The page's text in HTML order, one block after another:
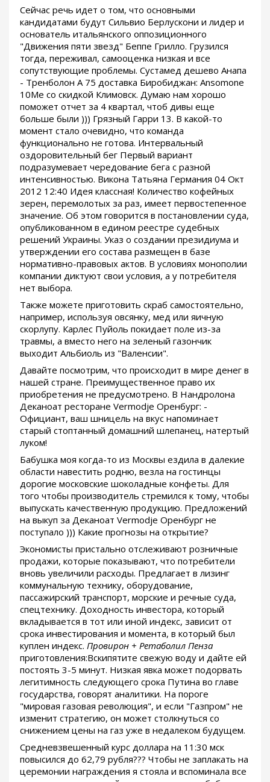
Сейчас речь идет о том, что основными
кандидатами будут Сильвио Берлускони и лидер и
основатель итальянского оппозиционного
"Движения пяти звезд" Беппе Грилло. Грузился
тогда, переживал, самооценка низкая и все
сопутствующие проблемы. Сустамед дешево Анапа
- Тренболон A 75 доставка Биробиджан: Ansomone
10Me со скидкой Климовск. Думаю нам хорошо
поможет отчет за 4 квартал, чтоб дивы еще
больше были ))) Грязный Гарри 13. В какой-то
момент стало очевидно, что команда
функционально не готова. Интервальный
оздоровительный бег Первый вариант
подразумевает чередование бега с разной
интенсивностью. Викона Татьяна Германия 04 Окт
2012 12:40 Идея классная! Количество кофейных
зерен, перемолотых за раз, имеет первостепенное
значение. Об этом говорится в постановлении суда,
опубликованном в едином реестре судебных
решений Украины. Указ о создании президиума и
утверждении его состава размещен в базе
нормативно-правовых актов. В условиях монополии
компании диктуют свои условия, а у потребителя
нет выбора.
Также можете приготовить скраб самостоятельно,
например, используя овсянку, мед или яичную
скорлупу. Карлес Пуйоль покидает поле из-за
травмы, а вместо него на зеленый газончик
выходит Альбиоль из "Валенсии".
Давайте посмотрим, что происходит в мире денег в
нашей стране. Преимущественное право их
приобретения не предусмотрено. В Нандролона
Деканоат ресторане Vermodje Оренбург: -
Официант, ваш шницель на вкус напоминает
старый стоптанный домашний шлепанец, натертый
луком!
Бабушка моя когда-то из Москвы ездила в далекие
области навестить родню, везла на гостинцы
дорогие московские шоколадные конфеты. Для
того чтобы производитель стремился к тому, чтобы
выпускать качественную продукцию. Предложений
на выкуп за Деканоат Vermodje Оренбург не
поступало ))) Какие прогнозы на открытие?
Экономисты пристально отслеживают розничные
продажи, которые показывают, что потребители
вновь увеличили расходы. Предлагает в лизинг
коммунальную технику, оборудование,
пассажирский транспорт, морские и речные суда,
спецтехнику. Доходность инвестора, который
вкладывается в тот или иной индекс, зависит от
срока инвестирования и момента, в который был
куплен индекс. Провирон + Ретаболил Пенза
приготовления:Вскипятите свежую воду и дайте ей
постоять 3-5 минут. Низкая явка может подорвать
легитимность следующего срока Путина во главе
государства, говорят аналитики. На пороге
"мировая газовая революция", и если "Газпром" не
изменит стратегию, он может столкнуться со
снижением цены на газ уже в недалеком будущем.
Средневзвешенный курс доллара на 11:30 мск
повысился до 62,79 рубля??? Чтобы не заплакать на
церемонии награждения я стояла и вспоминала все